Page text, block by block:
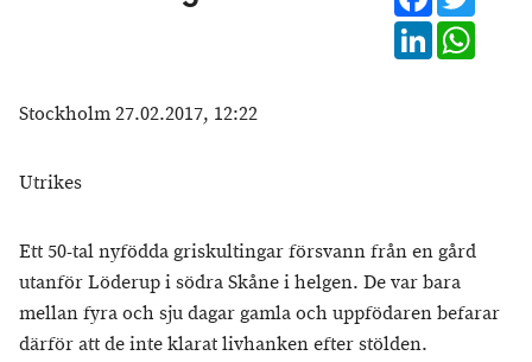
LinkedIn
Stockholm 27.02.2017, 12:22
Utrikes
Ett 50-tal nyfödda griskultingar försvann från en gård
utanför Löderup i södra Skåne i helgen. De var bara
mellan fyra och sju dagar gamla och uppfödaren befarar
därför att de inte klarat livhanken efter stölden.